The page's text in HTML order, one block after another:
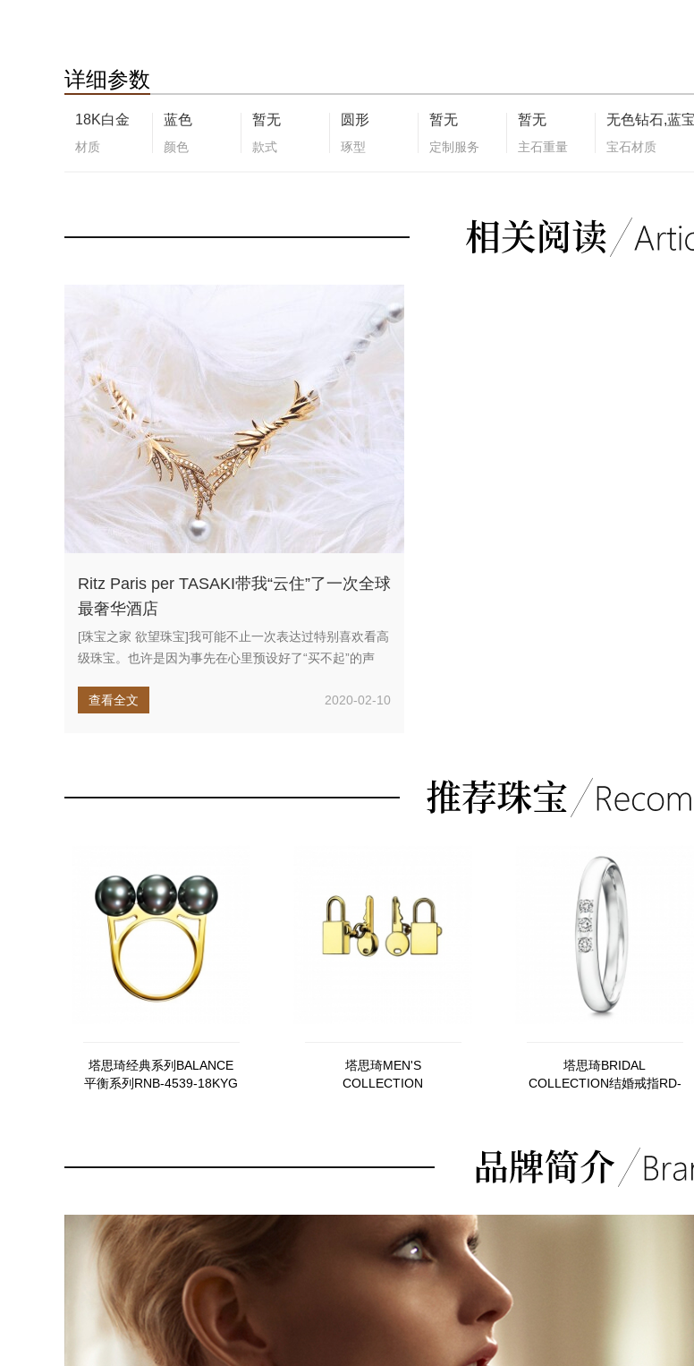
详细参数
18K白金
材质
蓝色
颜色
暂无
款式
圆形
琢型
暂无
定制服务
暂无
主石重量
无色钻石,蓝
宝石材质
Ritz Paris per TASAKI带我“云住”了一次全球
最奢华酒店
[珠宝之家 欲望珠宝]我可能不止一次表达过特别喜欢看高
级珠宝。也许是因为事先在心里预设好了“买不起”的声
查看全文
2020-02-10
塔思琦经典系列BALANCE
平衡系列RNB-4539-18KYG
塔思琦MEN'S
COLLECTION
塔思琦BRIDAL
COLLECTION结婚戒指RD-